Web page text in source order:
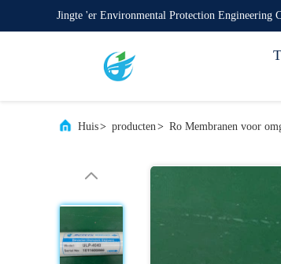
Jingte 'er Environmental Protection Engineering
Huis> producten> Ro Membranen voor